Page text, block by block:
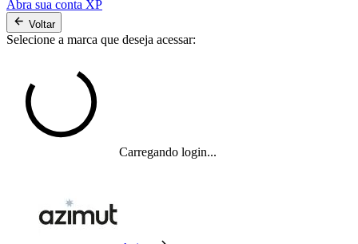
Abra sua conta XP
Voltar
Selecione a marca que deseja acessar:
Carregando login...